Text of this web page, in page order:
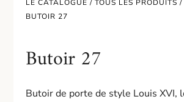
LE CATALOGUE /TOUS LES PRODUITS
BUTOIR 27
Butoir 27
Butoir de porte de style Louis XVI,